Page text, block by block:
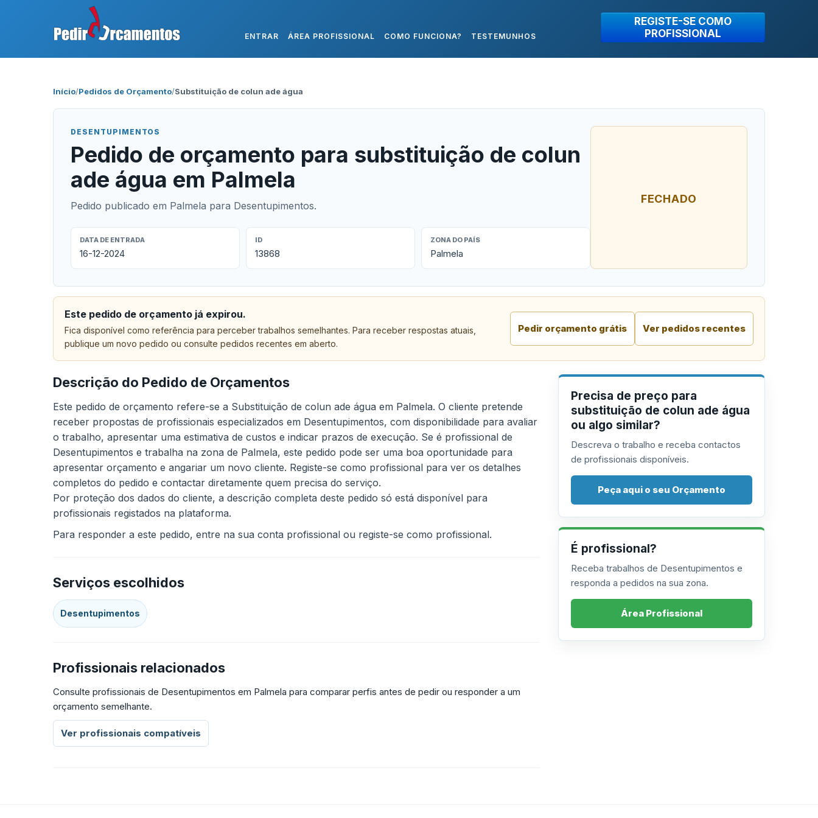
ENTRAR ÁREA PROFISSIONAL COMO FUNCIONA? TESTEMUNHOS
REGISTE-SE COMO
PROFISSIONAL
Início/Pedidos de Orçamento/Substituição de colun ade água
DESENTUPIMENTOS
Pedido de orçamento para substituição de colun
ade água em Palmela
Pedido publicado em Palmela para Desentupimentos.
DATA DE ENTRADA
16-12-2024
ID
13868
ZONA DO PAÍS
Palmela
FECHADO
Este pedido de orçamento já expirou.
Fica disponível como referência para perceber trabalhos semelhantes. Para receber respostas atuais,
publique um novo pedido ou consulte pedidos recentes em aberto.
Pedir orçamento grátis Ver pedidos recentes
Descrição do Pedido de Orçamentos
Este pedido de orçamento refere-se a Substituição de colun ade água em Palmela. O cliente pretende
receber propostas de profissionais especializados em Desentupimentos, com disponibilidade para avaliar
o trabalho, apresentar uma estimativa de custos e indicar prazos de execução. Se é profissional de
Desentupimentos e trabalha na zona de Palmela, este pedido pode ser uma boa oportunidade para
apresentar orçamento e angariar um novo cliente. Registe-se como profissional para ver os detalhes
completos do pedido e contactar diretamente quem precisa do serviço.
Por proteção dos dados do cliente, a descrição completa deste pedido só está disponível para
profissionais registados na plataforma.
Para responder a este pedido, entre na sua conta profissional ou registe-se como profissional.
Serviços escolhidos
Desentupimentos
Profissionais relacionados
Consulte profissionais de Desentupimentos em Palmela para comparar perfis antes de pedir ou responder a um
orçamento semelhante.
Ver profissionais compatíveis
Precisa de preço para
substituição de colun ade água
ou algo similar?
Descreva o trabalho e receba contactos
de profissionais disponíveis.
Peça aqui o seu Orçamento
É profissional?
Receba trabalhos de Desentupimentos e
responda a pedidos na sua zona.
Área Profissional